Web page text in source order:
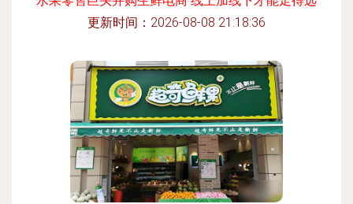
更新时间：2026-08-08 21:18:36